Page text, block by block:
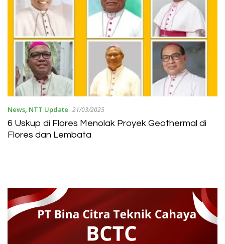
News, NTT Update 21/03/2025
6 Uskup di Flores Menolak Proyek Geothermal di
Flores dan Lembata